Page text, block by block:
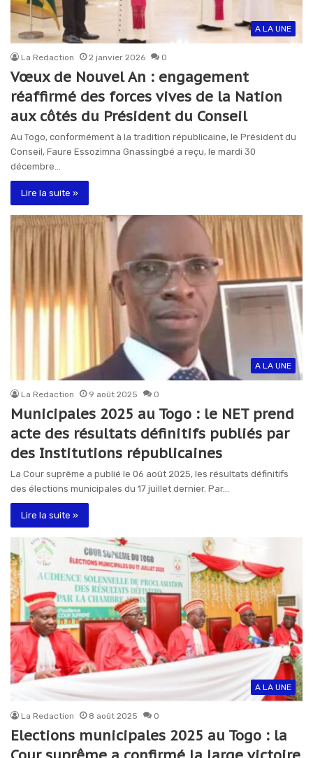
A LA UNE
La Redaction 2 janvier 2026 0
Vœux de Nouvel An : engagement
réaffirmé des forces vives de la Nation
aux côtés du Président du Conseil
Au Togo, conformément à la tradition républicaine, le Président du
Conseil, Faure Essozimna Gnassingbé a reçu, le mardi 30
décembre…
Lire la suite »
A LA UNE
La Redaction 9 août 2025 0
Municipales 2025 au Togo : le NET prend
acte des résultats définitifs publiés par
des Institutions républicaines
La Cour suprême a publié le 06 août 2025, les résultats définitifs
des élections municipales du 17 juillet dernier. Par…
Lire la suite »
A LA UNE
La Redaction 8 août 2025 0
Elections municipales 2025 au Togo : la